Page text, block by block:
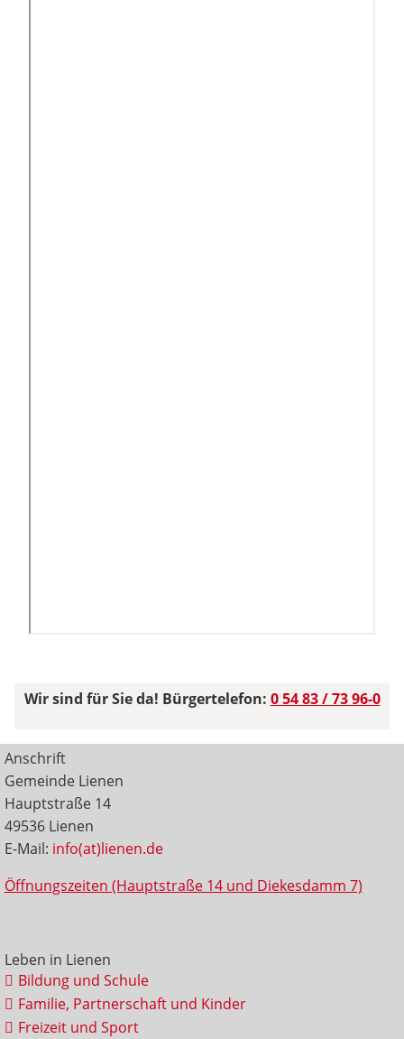
Wir sind für Sie da! Bürgertelefon: 0 54 83 / 73 96-0
Anschrift
Gemeinde Lienen
Hauptstraße 14
49536 Lienen
E-Mail: info(at)lienen.de
Öffnungszeiten (Hauptstraße 14 und Diekesdamm 7)
Leben in Lienen
Bildung und Schule
Familie, Partnerschaft und Kinder
Freizeit und Sport